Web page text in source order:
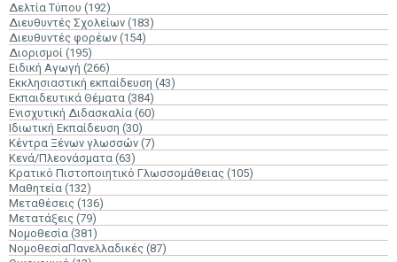
Δελτία Τύπου (192)
Διευθυντές Σχολείων (183)
Διευθυντές φορέων (154)
Διορισμοί (195)
Ειδική Αγωγή (266)
Εκκλησιαστική εκπαίδευση (43)
Εκπαιδευτικά Θέματα (384)
Ενισχυτική Διδασκαλία (60)
Ιδιωτική Εκπαίδευση (30)
Κέντρα Ξένων γλωσσών (7)
Κενά/Πλεονάσματα (63)
Κρατικό Πιστοποιητικό Γλωσσομάθειας (105)
Μαθητεία (132)
Μεταθέσεις (136)
Μετατάξεις (79)
Νομοθεσία (381)
ΝομοθεσίαΠανελλαδικές (87)